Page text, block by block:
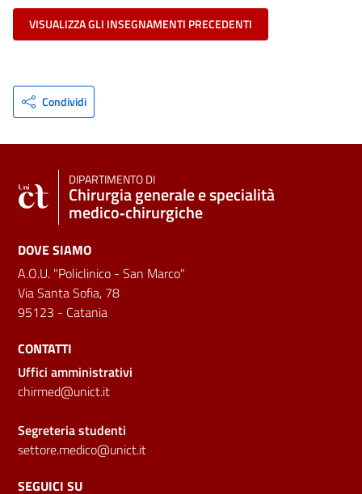
VISUALIZZA GLI INSEGNAMENTI PRECEDENTI
Condividi
DIPARTIMENTO DI
Chirurgia generale e specialità
medico‑chirurgiche
DOVE SIAMO
A.O.U. "Policlinico - San Marco"
Via Santa Sofia, 78
95123 - Catania
CONTATTI
Uffici amministrativi
chirmed@unict.it
Segreteria studenti
settore.medico@unict.it
SEGUICI SU